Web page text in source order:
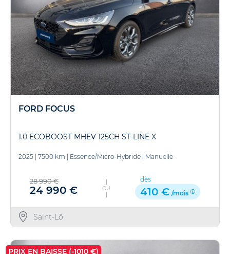
FORD FOCUS
1.0 ECOBOOST MHEV 125CH ST-LINE X
2025 7500 km Essence/Micro-Hybride Manuelle
28 990 €
24 990 € OU
dès
410 € /mois
Saint-Lô
PRIX EN BAISSE (-1010 €)